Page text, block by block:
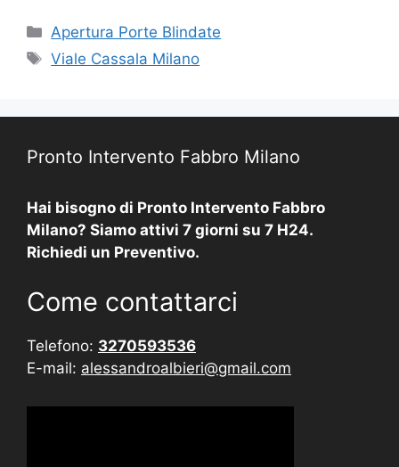
Categorie
Apertura Porte Blindate
Tag
Viale Cassala Milano
Pronto Intervento Fabbro Milano
Hai bisogno di Pronto Intervento Fabbro
Milano? Siamo attivi 7 giorni su 7 H24.
Richiedi un Preventivo.
Come contattarci
Telefono: 3270593536
E-mail: alessandroalbieri@gmail.com